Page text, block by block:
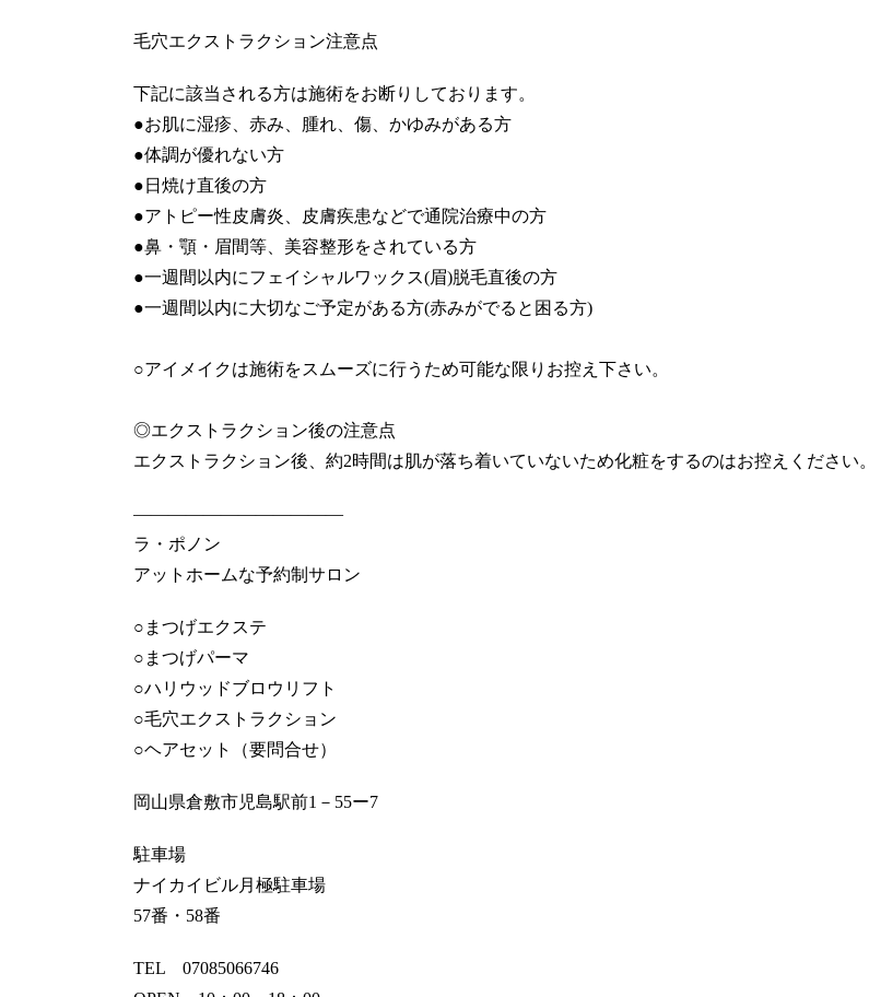
毛穴エクストラクション注意点
下記に該当される方は施術をお断りしております。
●お肌に湿疹、赤み、腫れ、傷、かゆみがある方
●体調が優れない方
●日焼け直後の方
●アトピー性皮膚炎、皮膚疾患などで通院治療中の方
●鼻・顎・眉間等、美容整形をされている方
●一週間以内にフェイシャルワックス(眉)脱毛直後の方
●一週間以内に大切なご予定がある方(赤みがでると困る方)
○アイメイクは施術をスムーズに行うため可能な限りお控え下さい。
◎エクストラクション後の注意点
エクストラクション後、約2時間は肌が落ち着いていないため化粧をするのはお控えください。
————————————
ラ・ポノン
アットホームな予約制サロン
○まつげエクステ
○まつげパーマ
○ハリウッドブロウリフト
○毛穴エクストラクション
○ヘアセット（要問合せ）
岡山県倉敷市児島駅前1－55ー7
駐車場
ナイカイビル月極駐車場
57番・58番
TEL 07085066746